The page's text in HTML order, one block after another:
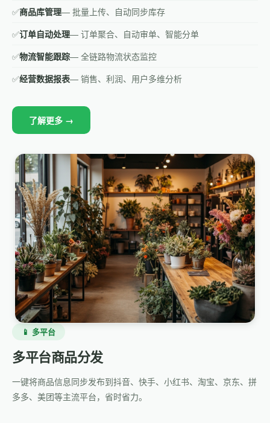
✅商品库管理— 批量上传、自动同步库存
✅订单自动处理— 订单聚合、自动审单、智能分单
✅物流智能跟踪— 全链路物流状态监控
✅经营数据报表— 销售、利润、用户多维分析
了解更多 →
📱 多平台
多平台商品分发
一键将商品信息同步发布到抖音、快手、小红书、淘宝、京东、拼
多多、美团等主流平台，省时省力。